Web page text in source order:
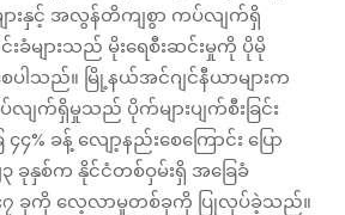
များနှင့် အလွန်တိကျစွာ ကပ်လျက်ရှိ
များသည် မိုးရေစီးဆင်းမှုကို ပိုမို
ေပါသည်။ မြို့နယ်အင်ဂျင်နီယာများက
ျက်ရှိမှုသည် ပိုက်များပျက်စီးခြင်း
၄% ခန့် လျော့နည်းစေကြောင်း ပြော
ခုနှစ်က နိုင်ငံတစ်ဝှမ်းရှိ အခြေခံ
၇ ခုကို လေ့လာမှုတစ်ခုကို ပြုလုပ်ခဲ့သည်။